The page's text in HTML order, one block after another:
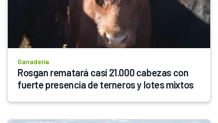
Ganadería
Rosgan rematará casi 21.000 cabezas con
fuerte presencia de terneros y lotes mixtos